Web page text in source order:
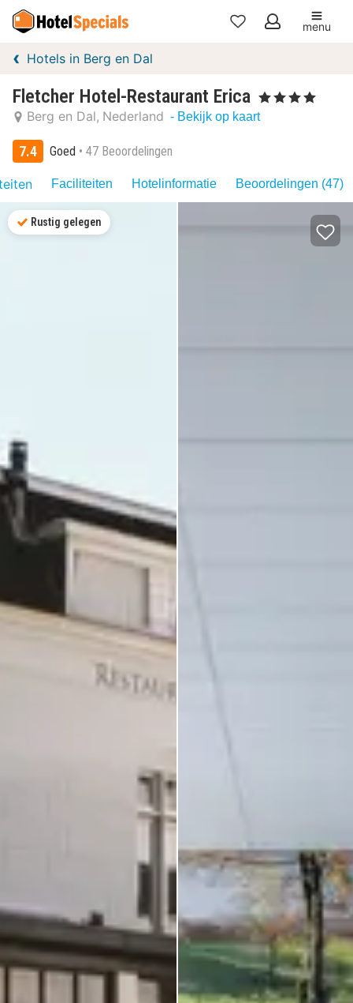
Mijn
menu
Hotels in Berg en Dal
Fletcher Hotel-Restaurant Erica , 4 Sterren
Berg en Dal Nederland - Bekijk op kaart
7.4 Goed 47 Beoordelingen
Faciliteiten Hotelinformatie Beoordelingen (47)
Rustig gelegen